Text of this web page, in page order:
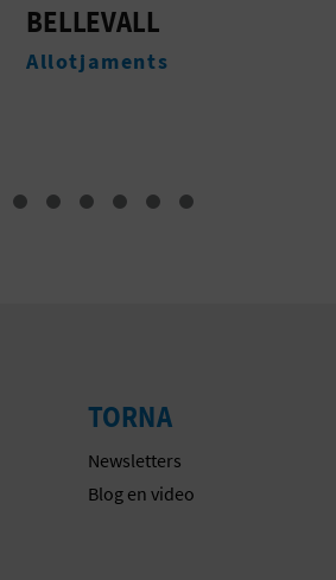
TOURIST INFO VILLA
ASPE
TORNA
Newsletters
Blog en video